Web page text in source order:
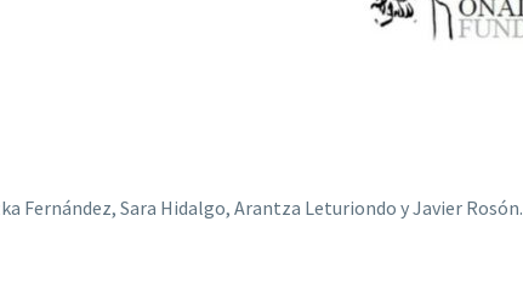
Fernández, Sara Hidalgo, Arantza Leturiondo y Javier Rosón.